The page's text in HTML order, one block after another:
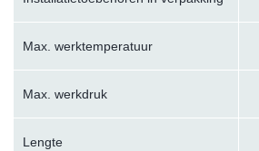
Max. werktemperatuur
Max. werkdruk
Lengte